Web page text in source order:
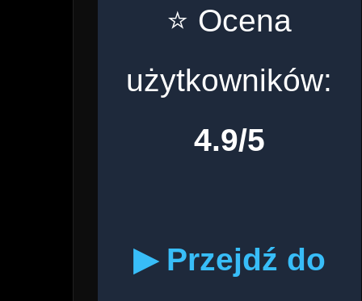
⭐ Ocena
użytkowników:
4.9/5
▶ Przejdź do